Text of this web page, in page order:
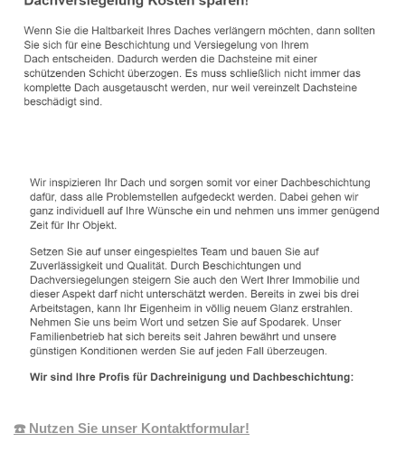
☎️ Nutzen Sie unser Kontaktformular!